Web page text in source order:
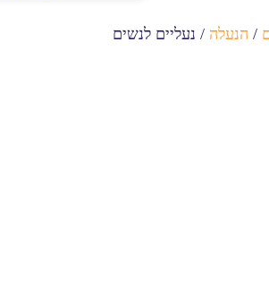
/ הנעלה / נעליים לנשים